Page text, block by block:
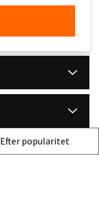
Efter popularitet